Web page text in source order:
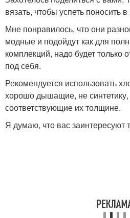
вязать, чтобы успеть поносить
Мне понравилось, что они
модные и подойдут как для
комплекций, надо будет только
под себя.
Рекомендуется использовать
хорошо дышащие, не
соответствующие их толщине.
Я думаю, что вас заинтересуют